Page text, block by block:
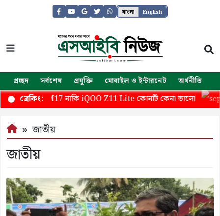
বাংলা English
প্রচ্ছদ সর্বশেষ প্রযুক্তি মোবাইল ও ইন্টারনেট অর্থনীতি
ব্রেকিং:
M17 নাকি iQOO Z11 Lite কোনটি কেনা ভালো
জাতীয়
জাতীয়